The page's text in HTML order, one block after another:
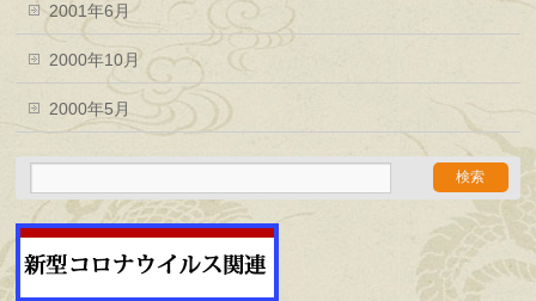
2001年6月
2000年10月
2000年5月